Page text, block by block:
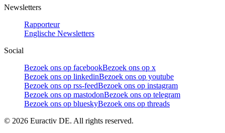
Newsletters
Rapporteur
Englische Newsletters
Social
Bezoek ons op facebookBezoek ons op x
Bezoek ons op linkedinBezoek ons op youtube
Bezoek ons op rss-feedBezoek ons op instagram
Bezoek ons op mastodonBezoek ons op telegram
Bezoek ons op blueskyBezoek ons op threads
© 2026 Euractiv DE. All rights reserved.